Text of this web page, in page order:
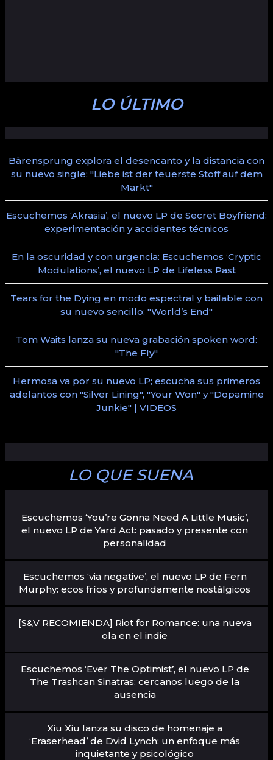
LO ÚLTIMO
Bärensprung explora el desencanto y la distancia con
su nuevo single: "Liebe ist der teuerste Stoff auf dem
Markt"
Escuchemos ‘Akrasia’, el nuevo LP de Secret Boyfriend:
experimentación y accidentes técnicos
En la oscuridad y con urgencia: Escuchemos ‘Cryptic
Modulations’, el nuevo LP de Lifeless Past
Tears for the Dying en modo espectral y bailable con
su nuevo sencillo: "World’s End"
Tom Waits lanza su nueva grabación spoken word:
"The Fly"
Hermosa va por su nuevo LP; escucha sus primeros
adelantos con "Silver Lining", "Your Won" y "Dopamine
Junkie" | VIDEOS
LO QUE SUENA
Escuchemos ‘You’re Gonna Need A Little Music’,
el nuevo LP de Yard Act: pasado y presente con
personalidad
Escuchemos ‘via negative’, el nuevo LP de Fern
Murphy: ecos fríos y profundamente nostálgicos
[S&V RECOMIENDA] Riot for Romance: una nueva
ola en el indie
Escuchemos ‘Ever The Optimist’, el nuevo LP de
The Trashcan Sinatras: cercanos luego de la
ausencia
Xiu Xiu lanza su disco de homenaje a
‘Eraserhead’ de Dvid Lynch: un enfoque más
inquietante y psicológico